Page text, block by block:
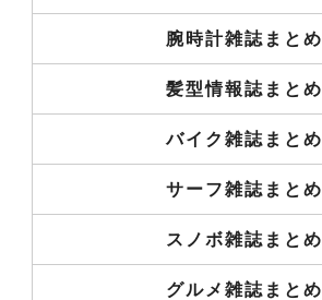
腕時計雑誌まとめ
髪型情報誌まとめ
バイク雑誌まとめ
サーフ雑誌まとめ
スノボ雑誌まとめ
グルメ雑誌まとめ